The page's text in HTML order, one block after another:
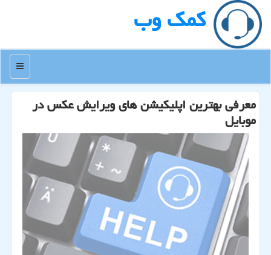
كمك وب
منو
معرفی بهترین اپلیكیشن های ویرایش عكس در
موبایل